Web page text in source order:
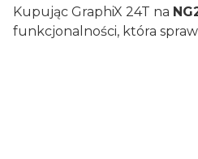
Kupując GraphiX 24T na
funkcjonalności, która